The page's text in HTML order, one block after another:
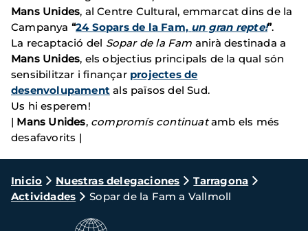
Mans Unides, al Centre Cultural, emmarcat dins de la
Campanya “24 Sopars de la Fam, un gran repte!”.
La recaptació del Sopar de la Fam anirà destinada a
Mans Unides, els objectius principals de la qual són
sensibilitzar i finançar projectes de
desenvolupament als països del Sud.
Us hi esperem!
| Mans Unides, compromís continuatamb els més
desafavorits |
Ruta
de
navegación
Inicio Nuestras delegaciones
Tarragona
Actividades
Sopar de la Fam a Vallmoll